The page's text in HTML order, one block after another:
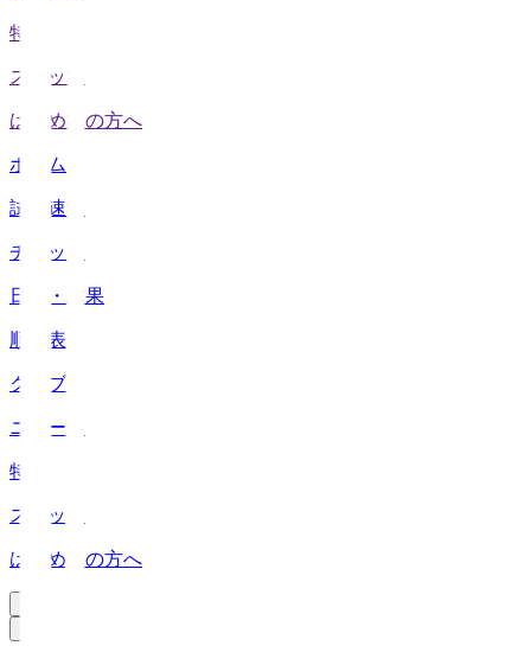
特集
スタッツ
はじめての方へ
ホーム
試合速報
チケット
日程・結果
順位表
クラブ
ニュース
特集
スタッツ
はじめての方へ